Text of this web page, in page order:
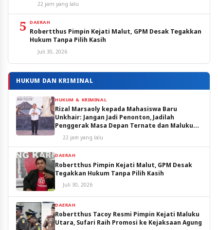
22 jam yang lalu
5 DAERAH
Robertthus Pimpin Kejati Malut, GPM Desak Tegakkan
Hukum Tanpa Pilih Kasih
Juli 30, 2026
HUKUM DAN KRIMINAL
HUKUM & KRIMINAL
Rizal Marsaoly kepada Mahasiswa Baru
Unkhair: Jangan Jadi Penonton, Jadilah
Penggerak Masa Depan Ternate dan Maluku
Utara
22 jam yang lalu
DAERAH
Robertthus Pimpin Kejati Malut, GPM Desak
Tegakkan Hukum Tanpa Pilih Kasih
Juli 30, 2026
DAERAH
Robertthus Tacoy Resmi Pimpin Kejati Maluku
Utara, Sufari Raih Promosi ke Kejaksaan Agung